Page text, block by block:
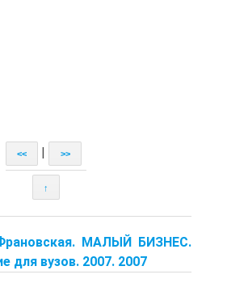
<< >>
↑
МАЛЫЙ БИЗНЕС.
для вузов. 2007. 2007